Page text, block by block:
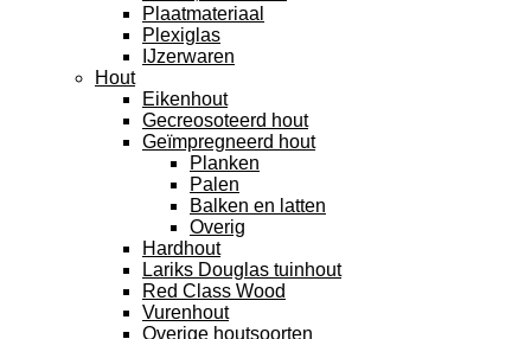
Plaatmateriaal
Plexiglas
IJzerwaren
Hout
Eikenhout
Gecreosoteerd hout
Geïmpregneerd hout
Planken
Palen
Balken en latten
Overig
Hardhout
Lariks Douglas tuinhout
Red Class Wood
Vurenhout
Overige houtsoorten